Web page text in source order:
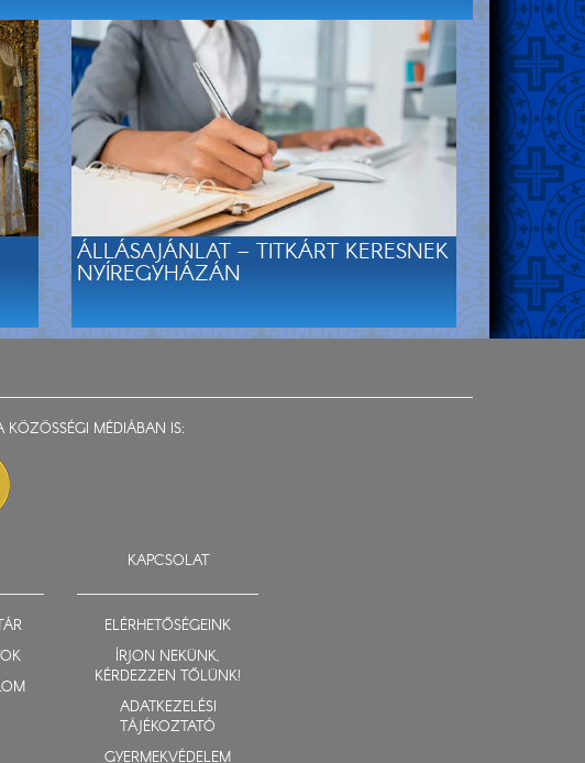
ÁLLÁSAJÁNLAT – TITKÁRT KERESNEK
NYÍREGYHÁZÁN
KÖZÖSSÉGI MÉDIÁBAN IS:
KAPCSOLAT
ELÉRHETŐSÉGEINK
ÍRJON NEKÜNK,
KÉRDEZZEN TŐLÜNK!
ADATKEZELÉSI
TÁJÉKOZTATÓ
GYERMEKVÉDELEM